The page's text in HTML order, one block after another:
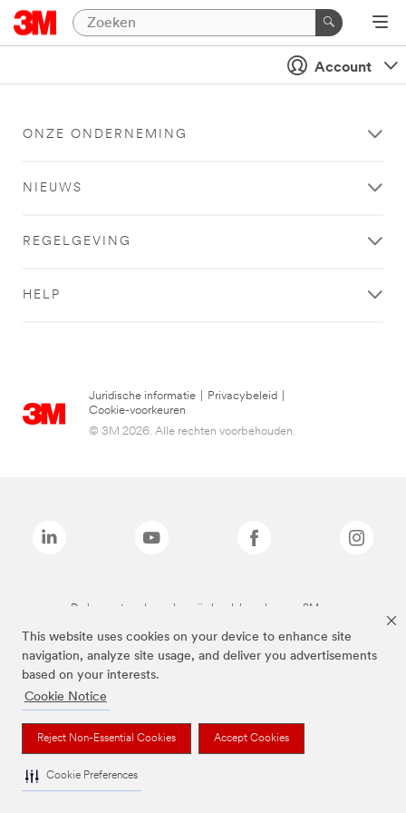
This website uses cookies on your device to enhance site
navigation, analyze site usage, and deliver you advertisements
based on your interests.
Cookie Notice
Reject Non-Essential Cookies Accept Cookies
Cookie Preferences
Account
ONZE ONDERNEMING
NIEUWS
REGELGEVING
HELP
Juridische informatie Privacybeleid
Cookie-voorkeuren
© 3M 2026. Alle rechten voorbehouden.
De bovenstaande merken zijn handelsmerken van 3M.we